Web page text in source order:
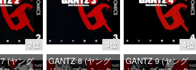
2位 3位 4位
(ヤング
GANTZ 8 (ヤング
GANTZ 9 (ヤング